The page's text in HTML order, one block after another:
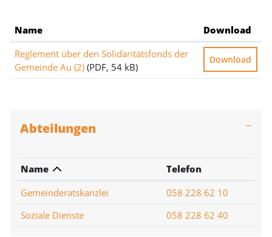
Name
Download
Reglement über den Solidaritätsfonds der
Gemeinde Au (2) (PDF, 54 kB)
Download
Abteilungen
Name
Telefon
Gemeinderatskanzlei
058 228 62 10
Soziale Dienste
058 228 62 40